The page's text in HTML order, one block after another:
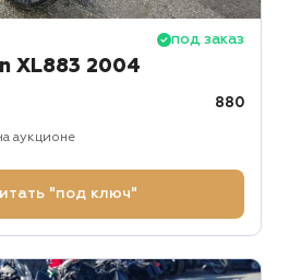
под заказ
XL883 2004
880
аукционе
"под ключ"